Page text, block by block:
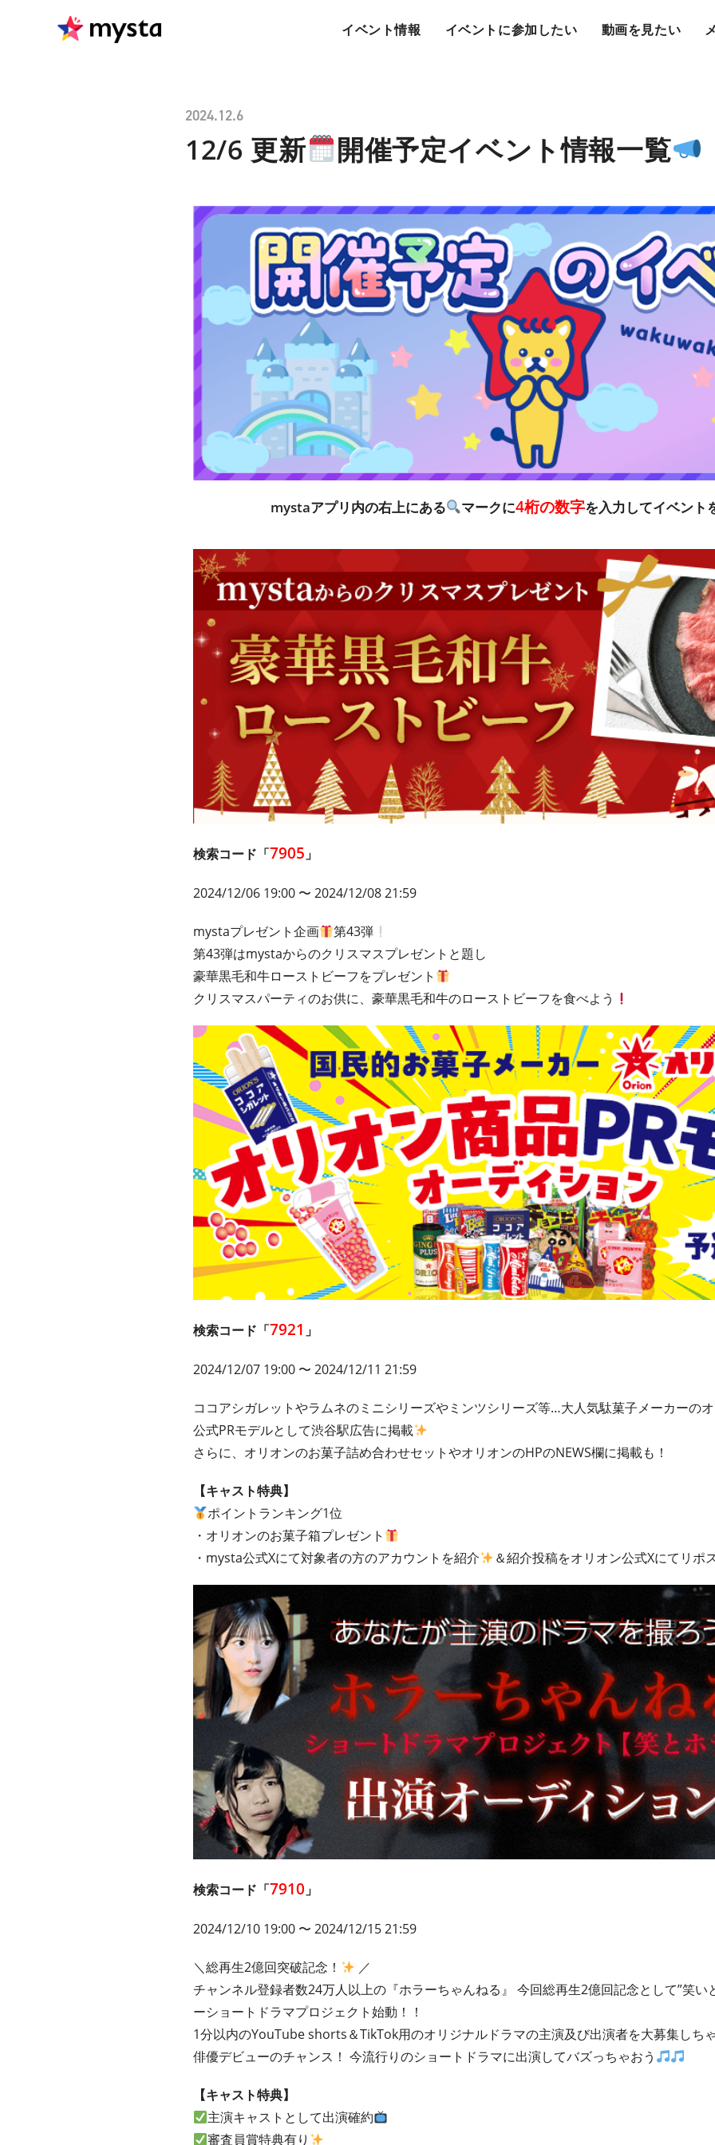
イベント情報 イベントに参加したい 動画を見たい
2024.12.6
12/6 更新 開催予定イベント情報一覧
mystaアプリ内の右上にある マークに4桁の数字を入力してイベント
検索コード「7905 」
2024/12/06 19:00 〜 2024/12/08 21:59
mystaプレゼント企画
第43弾
第43弾はmystaからのクリスマスプレゼントと題し
豪華黒毛和牛ローストビーフをプレゼント
クリスマスパーティのお供に、豪華黒毛和牛のローストビーフを食べよう
検索コード「7921 」
2024/12/07 19:00 〜 2024/12/11 21:59
ココアシガレットやラムネのミニシリーズやミンツシリーズ等…大人気駄菓子メーカーの
公式PRモデルとして渋谷駅広告に掲載
さらに、オリオンのお菓子詰め合わせセットやオリオンのHPのNEWS欄に掲載も！
【キャスト特典】
ポイントランキング1位
・オリオンのお菓子箱プレゼント
・mysta公式Xにて対象者の方のアカウントを紹介
＆紹介投稿をオリオン公式Xにてリポ
検索コード「7910 」
2024/12/10 19:00 〜 2024/12/15 21:59
＼総再生2億回突破記念！
／
チャンネル登録者数24万人以上の『ホラーちゃんねる』 今回総再生2億回記念として”笑い
ーショートドラマプロジェクト始動！！
1分以内のYouTube shorts＆TikTok用のオリジナルドラマの主演及び出演者を大募集しち
俳優デビューのチャンス！ 今流行りのショートドラマに出演してバズっちゃおう
【キャスト特典】
主演キャストとして出演確約
審査員賞特典有り